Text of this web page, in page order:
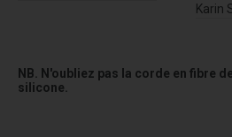
Karin
NB. N'oubliez pas la corde en fibre
silicone.